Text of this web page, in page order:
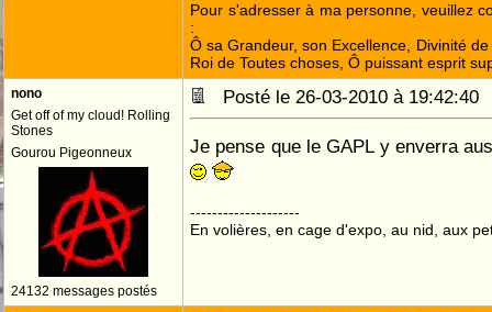
Pour s'adresser à ma personne, veuillez
:
Ô sa Grandeur, son Excellence, Divinité
Roi de Toutes choses, Ô puissant esprit
nono
Get off of my cloud! Rolling
Stones
Gourou Pigeonneux
24132 messages postés
Posté le 26-03-2010 à
Je pense que le GAPL y enverra
--------------------
En volières, en cage d'expo, au nid, aux